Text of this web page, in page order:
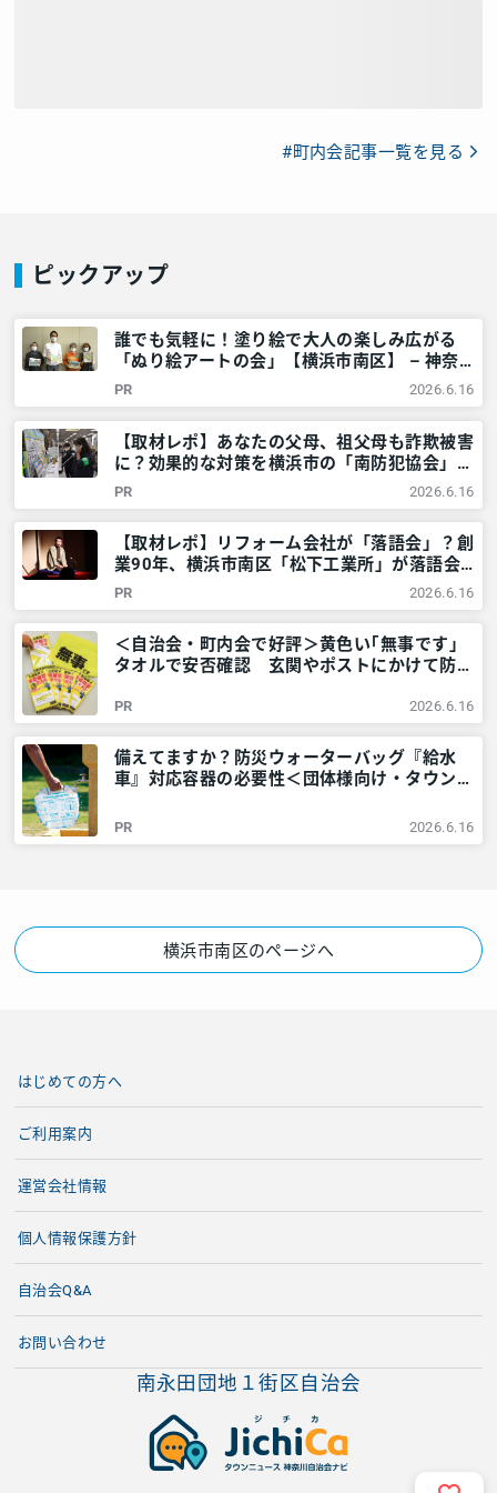
#町内会記事一覧を見る
ピックアップ
誰でも気軽に！塗り絵で大人の楽しみ広がる
「ぬり絵アートの会」【横浜市南区】 – 神奈
川・東京多摩のご近所情報 – レアリア
PR 2026.6.16
【取材レポ】あなたの父母、祖父母も詐欺被害
に？効果的な対策を横浜市の「南防犯協会」に
教えてもらいました！ – 神奈川・東京多摩の
ご近所情報 – レアリア
PR 2026.6.16
【取材レポ】リフォーム会社が「落語会」？創
業90年、横浜市南区「松下工業所」が落語会
を開くワケ – 神奈川・東京多摩のご近所情報
– レアリア
PR 2026.6.16
＜自治会・町内会で好評＞黄色い｢無事です｣
タオルで安否確認 玄関やポストにかけて防災
アリア
PR 2026.6.16
備えてますか？防災ウォーターバッグ『給水
車』対応容器の必要性＜団体様向け・タウンニ
多摩のご近所情報 – レアリア
PR 2026.6.16
横浜市南区のページへ
南永田団地１街区自治会
はじめての方へ
ご利用案内
運営会社情報
個人情報保護方針
自治会Q&A
お問い合わせ